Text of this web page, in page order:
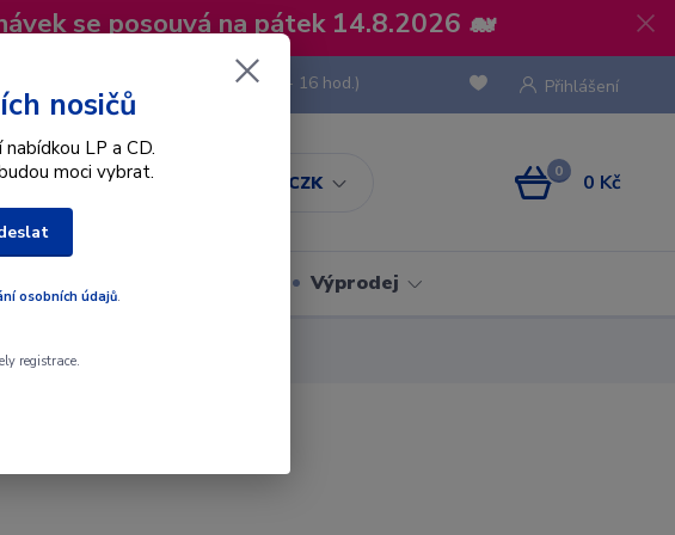
se posouvá na pátek 14.8.2026 🐋
CZK
Přihlášení
(Po-Pá, 8 - 16 hod.)
0 0 Kč
poukazy Výprodej
nosičů
LP a CD.
moci vybrat.
osobních údajů.
registrace.